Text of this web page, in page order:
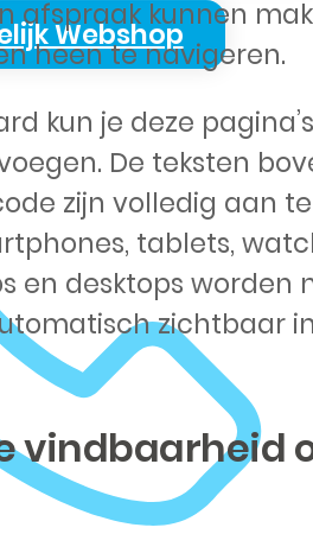
Webshop
afspraak kunnen
heen te navigeren.
kun je deze pagina’s
De teksten
zijn volledig aan
tablets,
en desktops worden
zichtbaar
vindbaarheid